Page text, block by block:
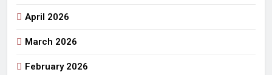
April 2026
March 2026
February 2026